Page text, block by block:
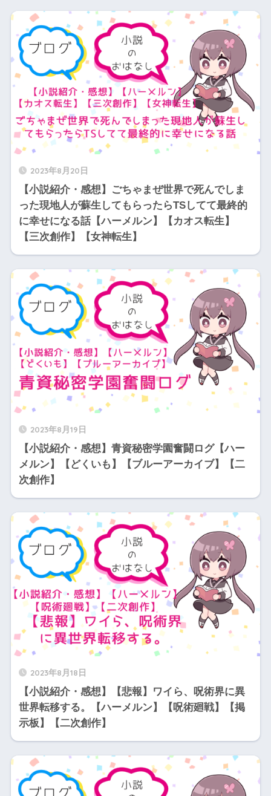
2023年8月20日
【小説紹介・感想】ごちゃまぜ世界で死んでしま
った現地人が蘇生してもらったらTSしてて最終的
に幸せになる話【ハーメルン】【カオス転生】
【三次創作】【女神転生】
2023年8月19日
【小説紹介・感想】青資秘密学園奮闘ログ【ハー
メルン】【どくいも】【ブルーアーカイブ】【二
次創作】
2023年8月18日
【小説紹介・感想】【悲報】ワイら、呪術界に異
世界転移する。【ハーメルン】【呪術廻戦】【掲
示板】【二次創作】